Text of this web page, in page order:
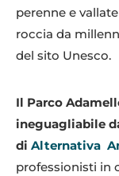
perenne e
roccia da
del sito Unesco.
Il Parco
ineguagliabile
di Alternativa
professionisti in